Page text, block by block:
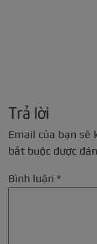
Trả lời
Email của bạn sẽ
bắt buộc được
Bình luận *